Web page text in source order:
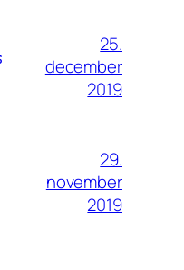
25.
december
2019
29.
november
2019